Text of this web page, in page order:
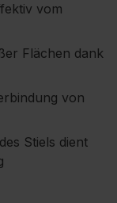
vom
Flächen dank
von
Stiels dient